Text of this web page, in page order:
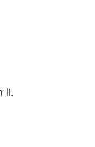
li.